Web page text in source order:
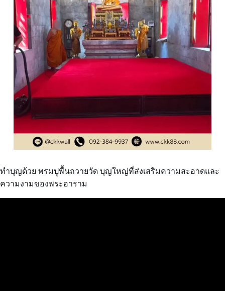
ทำบุญด้วย พรมปูพื้นถวายวัด บุญใหญ่ที่ส่งเสริมความสะอาดและ
ความงามของพระอาราม